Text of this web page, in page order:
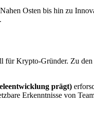
Osten bis hin zu
für Krypto-Gründer. Zu
prägt)
Erkenntnisse von